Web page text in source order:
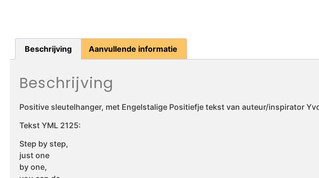
Beschrijving Aanvullende informatie
Beschrijving
Positive sleutelhanger, met Engelstalige Positiefje tekst van auteur/inspirator
Tekst YML 2125:
Step by step,
just one
by one,